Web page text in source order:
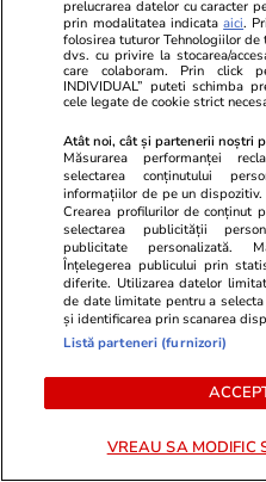
Sănătate și Fitness
De ce vacanța este
psihoterapeuților
prelucrarea datelor cu caracter
prin modalitatea indicataaici.
folosirea tuturor Tehnologiilor
dvs. cu privire la stocarea/
care colaboram. Prin click
INDIVIDUAL” puteti schimba
cele legate de cookie strict
Atât noi, cât și partenerii noștri
Măsurarea performanței
selectarea conținutului
informațiilor de pe un
Crearea profilurilor de conținut
selectarea publicității
publicitate personalizată.
Înțelegerea publicului prin
diferite. Utilizarea datelor
de date limitate pentru a
și identificarea prin scanarea
Listă parteneri (furnizori)
VREAU SA MODIFIC